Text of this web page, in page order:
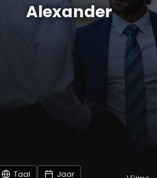
Alexander
Taal
Jaar